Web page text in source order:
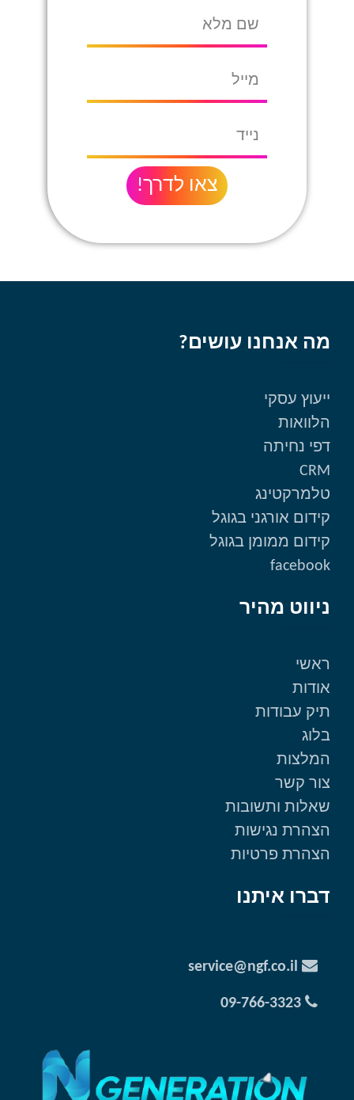
צאו לדרך!
מה אנחנו עושים?
ייעוץ עסקי
הלוואות
דפי נחיתה
CRM
טלמרקטינג
קידום אורגני בגוגל
קידום ממומן בגוגל
facebook
ניווט מהיר
ראשי
אודות
תיק עבודות
בלוג
המלצות
צור קשר
שאלות ותשובות
הצהרת נגישות
הצהרת פרטיות
דברו איתנו
service@ngf.co.il